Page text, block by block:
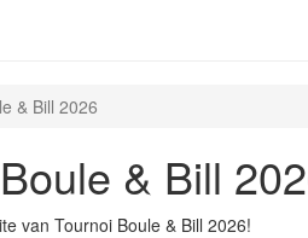
& Bill 2026
& Bill
van Tournoi Boule & Bill 2026!